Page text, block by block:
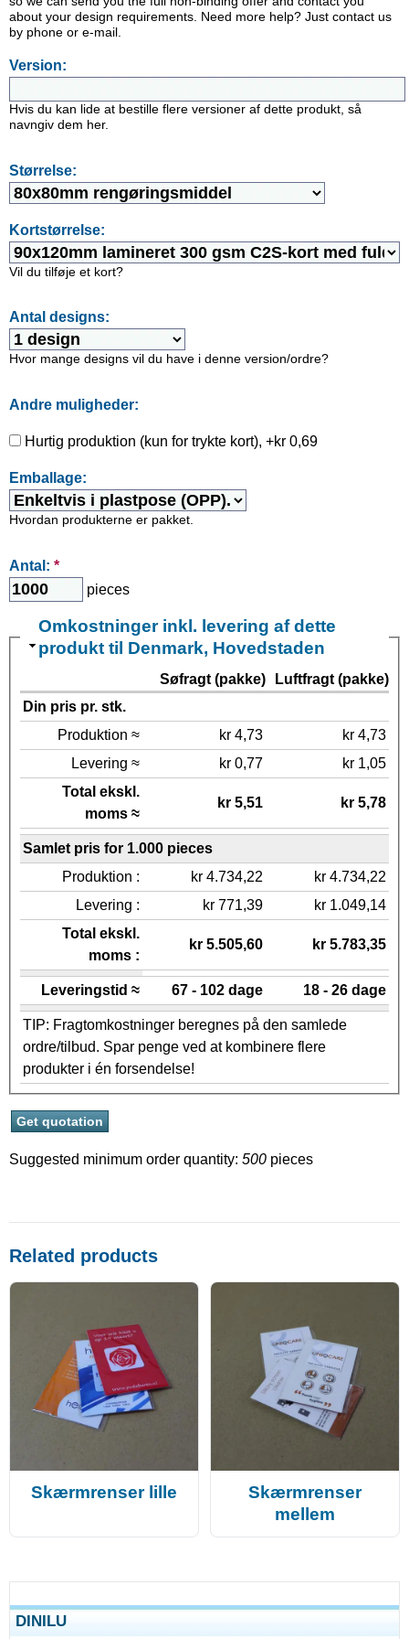
about your design requirements. Need more help? Just contact us
by phone or e-mail.
Version:
Hvis du kan lide at bestille flere versioner af dette produkt, så
navngiv dem her.
Størrelse:
Kortstørrelse:
Vil du tilføje et kort?
Antal designs:
Hvor mange designs vil du have i denne version/ordre?
Andre muligheder:
Hurtig produktion (kun for trykte kort), +kr 0,69
Emballage:
Hvordan produkterne er pakket.
Antal: *
pieces
Omkostninger inkl. levering af dette
produkt til Denmark, Hovedstaden
Søfragt (pakke)
Luftfragt (pakke)
Din pris pr. stk.
Produktion ≈
kr 4,73
kr 4,73
Levering ≈
kr 0,77
kr 1,05
Total ekskl.
moms ≈
kr 5,51 kr 5,78
Samlet pris for 1.000 pieces
Produktion :
kr 4.734,22
kr 4.734,22
Levering :
kr 771,39
kr 1.049,14
Total ekskl.
moms :
kr 5.505,60 kr 5.783,35
Leveringstid ≈ 67 - 102 dage 18 - 26 dage
TIP: Fragtomkostninger beregnes på den samlede
ordre/tilbud. Spar penge ved at kombinere flere
produkter i én forsendelse!
Suggested minimum order quantity: 500 pieces
Related products
Skærmrenser lille
Skærmrenser
mellem
DINILU